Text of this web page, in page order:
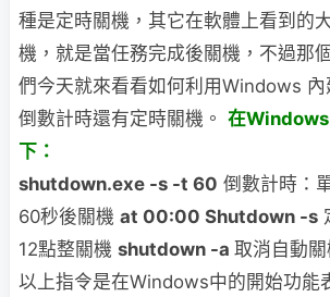
種是定時關機，其它在軟體上看到的
機，就是當任務完成後關機，不過那
們今天就來看看如何利用Windows
倒數計時還有定時關機。 在Windows
下：
shutdown.exe -s -t 60 倒數計時：
60秒後關機 at 00:00 Shutdown -s
12點整關機 shutdown -a 取消自動
以上指令是在Windows中的開始功能